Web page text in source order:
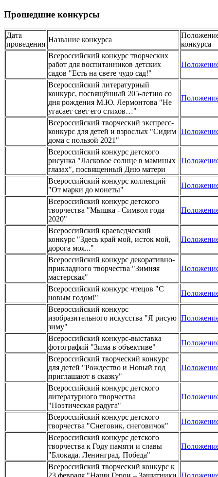
Прошедшие конкурсы
Дата
проведения
Название конкурса
конкурса
Всероссийский конкурс творческих
работ для воспитанников детских
садов "Есть на свете чудо сад!"
Всероссийский литературный
конкурс, посвящённый 205-летию со
дня рождения М.Ю. Лермонтова "Не
угасает свет его стихов…"
Всероссийский творческий экспресс-
конкурс для детей и взрослых "Сидим
дома с пользой 2021"
Всероссийский конкурс детского
рисунка "Ласковое солнце в маминых
глазах", посвященный Дню матери
Всероссийский конкурс коллекций
"От марки до монеты"
Всероссийский конкурс детского
творчества "Мышка - Символ года
2020"
Всероссийский краеведческий
конкурс "Здесь край мой, исток мой,
дорога моя..."
Всероссийский конкурс декоративно-
прикладного творчества "Зимняя
мастерская"
Всероссийский конкурс чтецов "С
новым годом!"
Всероссийский конкурс
изобразительного искусства "Я рисую
зиму"
Всероссийский конкурс-выставка
фотографий "Зима в объективе"
Всероссийский творческий конкурс
для детей "Рождество и Новый год
приглашают в сказку"
Всероссийский конкурс детского
литературного творчества
"Поэтическая радуга"
Всероссийский конкурс детского
творчества "Снеговик, снеговичок"
Всероссийский конкурс детского
творчества к Году памяти и славы
"Блокада. Ленинград. Победа"
Всероссийский творческий конкурс к